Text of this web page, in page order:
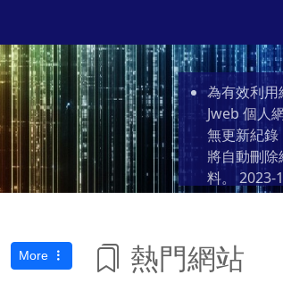
為有效利
Jweb 個人
無更新紀
將自動刪
料。 2023-
More 熱門網站